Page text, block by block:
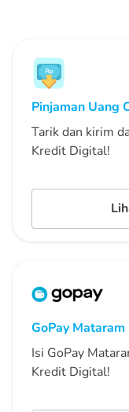
Pinjaman Uang
Tarik dan kirim
Kredit Digital!
GoPay Mataram
Isi GoPay
Kredit Digital!